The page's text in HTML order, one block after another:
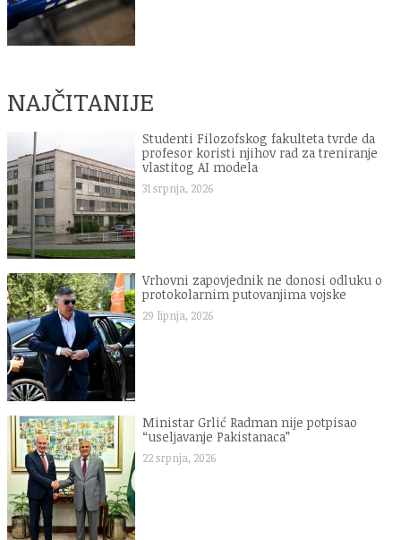
NAJČITANIJE
Studenti Filozofskog fakulteta tvrde da
profesor koristi njihov rad za treniranje
vlastitog AI modela
31 srpnja, 2026
Vrhovni zapovjednik ne donosi odluku o
protokolarnim putovanjima vojske
29 lipnja, 2026
Ministar Grlić Radman nije potpisao
“useljavanje Pakistanaca”
22 srpnja, 2026